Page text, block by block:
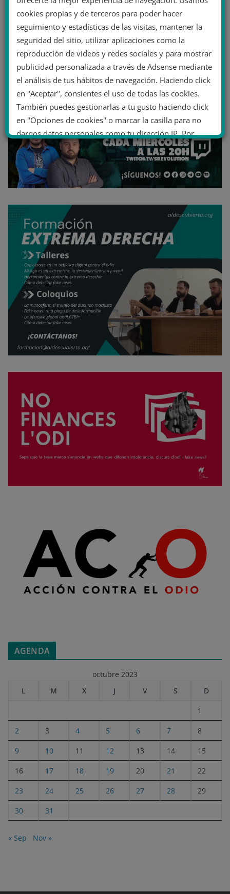
AGENDA
octubre 2023
L
M X J V S D
1
2 3 4 5 6 7 8
9 10 11 12 13 14 15
16 17 18 19 20 21 22
23 24 25 26 27 28 29
30 31
« Sep Nov »
cookies propias y de terceros para poder hacer
seguimiento y estadísticas de las visitas, mantener la
seguridad del sitio, utilizar aplicaciones como la
reproducción de vídeos y redes sociales y para mostrar
publicidad personalizada a través de Adsense mediante
el análisis de tus hábitos de navegación. Haciendo click
en "Aceptar", consientes el uso de todas las cookies.
También puedes gestionarlas a tu gusto haciendo click
en "Opciones de cookies" o marcar la casilla para no
darnos datos personales como tu dirección IP. Por
último, puedes leer nuestra Política de cookies.
No dar mi información personal
Opciones de cookies Aceptar cookies
Rechazar cookies Política de cookies